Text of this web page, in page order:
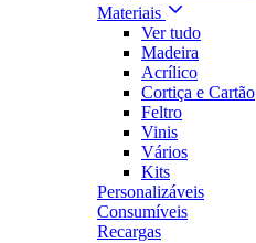
Materiais
Ver tudo
Madeira
Acrílico
Cortiça e Cartão
Feltro
Vinis
Vários
Kits
Personalizáveis
Consumíveis
Recargas